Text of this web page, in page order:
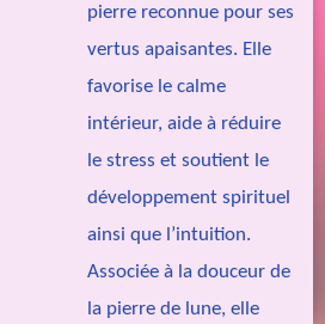
pierre reconnue pour ses
vertus apaisantes. Elle
favorise le calme
intérieur, aide à réduire
le stress et soutient le
développement spirituel
ainsi que l’intuition.
Associée à la douceur de
la pierre de lune, elle